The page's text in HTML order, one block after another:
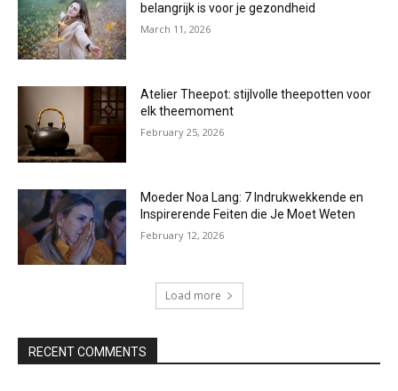
belangrijk is voor je gezondheid
March 11, 2026
Atelier Theepot: stijlvolle theepotten voor
elk theemoment
February 25, 2026
Moeder Noa Lang: 7 Indrukwekkende en
Inspirerende Feiten die Je Moet Weten
February 12, 2026
Load more
RECENT COMMENTS